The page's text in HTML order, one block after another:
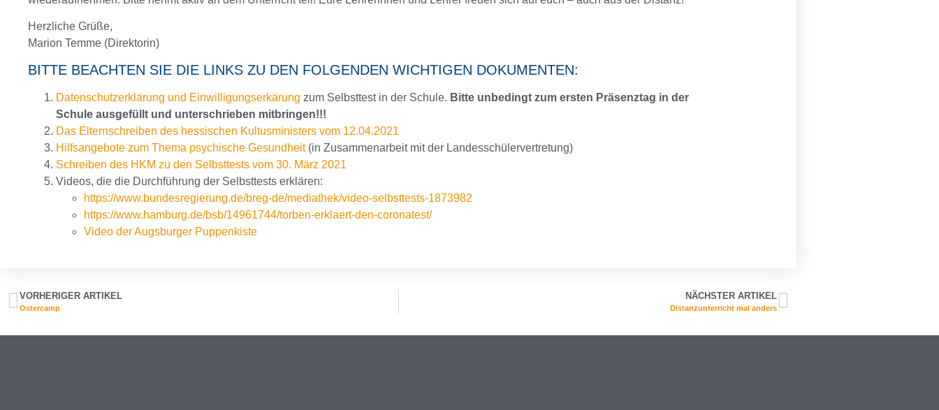
Herzliche Grüße,
Marion Temme (Direktorin)
BITTE BEACHTEN SIE DIE LINKS ZU DEN FOLGENDEN WICHTIGEN DOKUMENTEN:
Datenschutzerklärung und Einwilligungserkärung zum Selbsttest in der Schule. Bitte unbedingt zum ersten Präsenztag in der
Schule ausgefüllt und unterschrieben mitbringen!!!
Das Elternschreiben des hessischen Kultusministers vom 12.04.2021
Hilfsangebote zum Thema psychische Gesundheit(in Zusammenarbeit mit der Landesschülervertretung)
Schreiben des HKM zu den Selbsttests vom 30. März 2021
Videos, die die Durchführung der Selbsttests erklären:
https://www.bundesregierung.de/breg-de/mediathek/video-selbsttests-1873982
https://www.hamburg.de/bsb/14961744/torben-erklaert-den-coronatest/
Video der Augsburger Puppenkiste
VORHERIGER ARTIKEL
Ostercamp
NÄCHSTER ARTIKEL
Distanzunterricht mal anders